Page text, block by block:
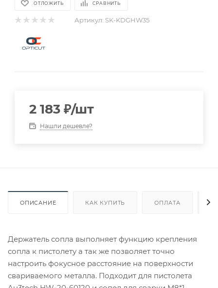
ОТЛОЖИТЬ СРАВНИТЬ
Артикул: SK-KDGHW35
2 183 ₽/шт
Нашли дешевле?
ОПИСАНИЕ КАК КУПИТЬ ОПЛАТА
Держатель сопла выполняет функцию крепления
сопла к пистолету а так же позволяет точно
настроить фокусное расстояние на поверхности
свариваемого металла. Подходит для пистолета